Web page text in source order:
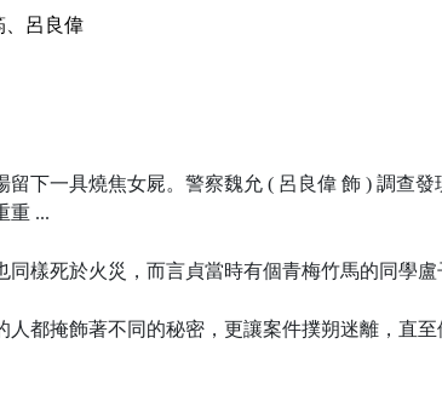
、呂良偉
下一具燒焦女屍。警察魏允 ( 呂良偉 飾 ) 調查
重 ...
樣死於火災，而言貞當時有個青梅竹馬的同學
人都掩飾著不同的秘密，更讓案件撲朔迷離，直